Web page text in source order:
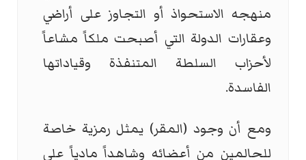
منهجه الاستحواذ أو التجاوز على أراضي
وعقارات الدولة التي أصبحت ملكاً مشاعاً
لأحزاب السلطة المتنفذة وقياداتها
الفاسدة.
ومع أن وجود (المقر) يمثل رمزية خاصة
للحالمين من أعضائه وشاهداً مادياً على